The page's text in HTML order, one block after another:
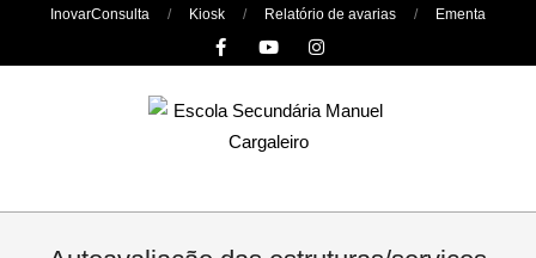
InovarConsulta Kiosk Relatório de avarias Ementa
Primary